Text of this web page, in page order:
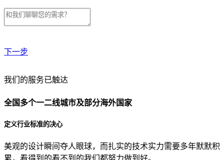
下一步
贵公司预算范围是？
贵公司的团队规模是？
目前主要的营销渠道是？
我们的服务已触达
全国多个一二线城市及部分海外国家
定义行业标准的决心
美观的设计瞬间夺人眼球，而扎实的技术实力需要多年默默积
累，看得到的看不到的我们都努力做到好。